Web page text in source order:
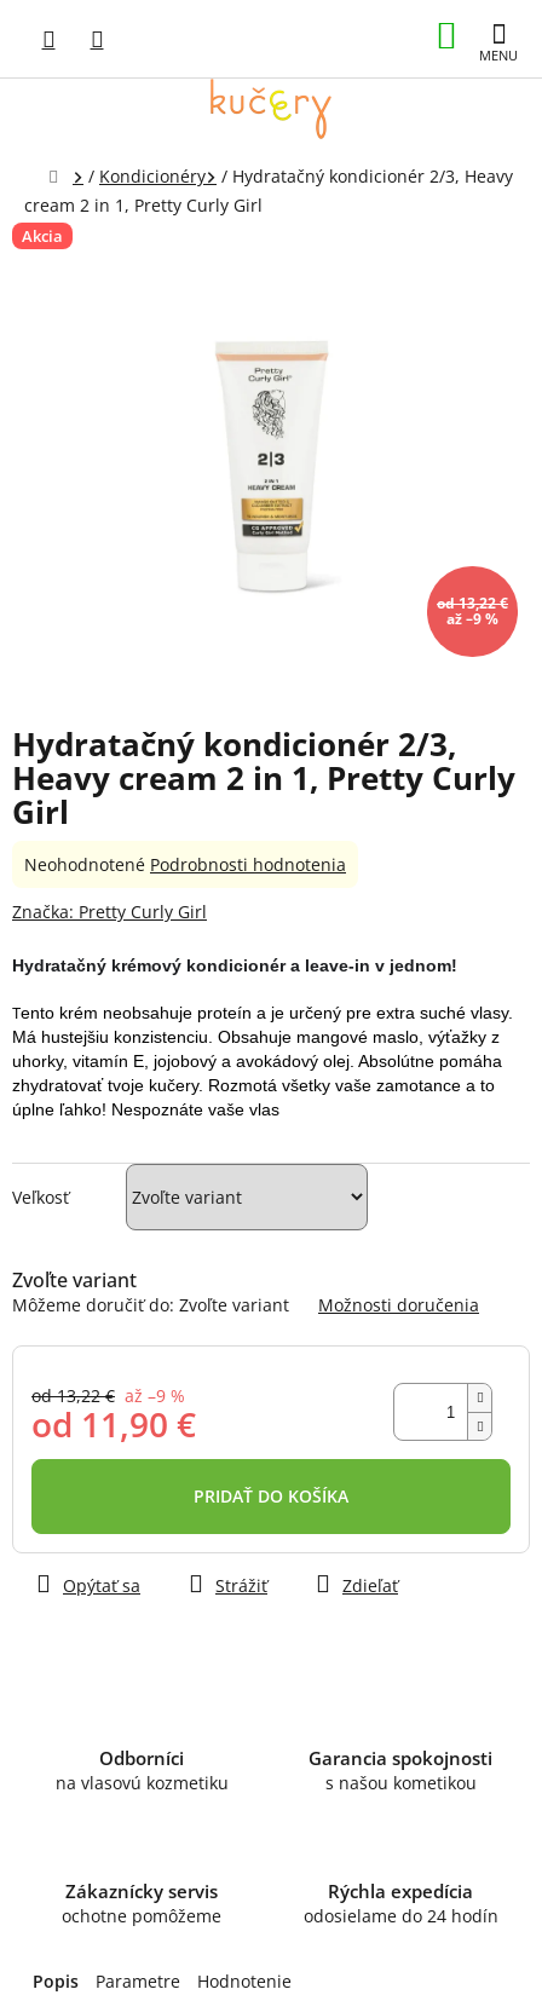
obsah
KOŠÍK
Domov
/ Kondicionéry / Hydratačný kondicionér 2/3, Heavy
cream 2 in 1, Pretty Curly Girl
Akcia
od 13,22 €
až –9 %
Hydratačný kondicionér 2/3,
Heavy cream 2 in 1, Pretty Curly
Girl
Veľkosť
Zvoľte variant
Môžeme doručiť do: Zvoľte variant Možnosti doručenia
od 13,22 € až –9 %
od 11,90 €
Jednotková
PRIDAŤ DO KOŠÍKA
Hydratačný krémový kondicionér a leave-in v jednom!
Tento krém neobsahuje proteín a je určený pre extra suché vlasy.
Má hustejšiu konzistenciu. Obsahuje mangové maslo, výťažky z
uhorky, vitamín E, jojobový a avokádový olej. Absolútne pomáha
zhydratovať tvoje kučery. Rozmotá všetky vaše zamotance a to
úplne ľahko! Nespoznáte vaše vlas
Opýtať sa Strážiť Zdieľať
Priemerné
produktu
0,0
z
hviezdičiek.
Neohodnotené Podrobnosti hodnotenia
Značka: Pretty Curly Girl
Odborníci
na vlasovú kozmetiku
Garancia spokojnosti
s našou kometikou
Zákaznícky servis
ochotne pomôžeme
Rýchla expedícia
odosielame do 24 hodín
Popis Parametre Hodnotenie